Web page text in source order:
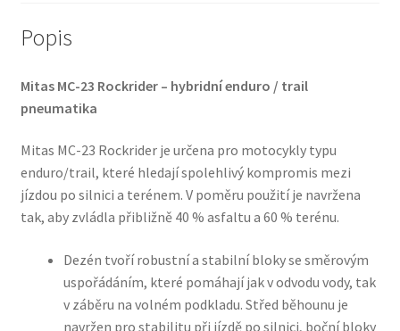
Popis
Mitas MC-23 Rockrider – hybridní enduro / trail
pneumatika
Mitas MC-23 Rockrider je určena pro motocykly typu
enduro/trail, které hledají spolehlivý kompromis mezi
jízdou po silnici a terénem. V poměru použití je navržena
tak, aby zvládla přibližně 40 % asfaltu a 60 % terénu.
Dezén tvoří robustní a stabilní bloky se směrovým
uspořádáním, které pomáhají jak v odvodu vody, tak
v záběru na volném podkladu. Střed běhounu je
navržen pro stabilitu při jízdě po silnici, boční bloky